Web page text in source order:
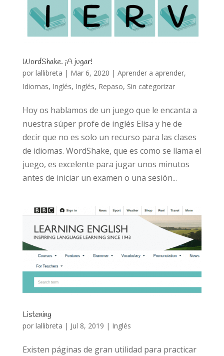
WordShake. ¡A jugar!
por lallibreta | Mar 6, 2020 | Aprender a aprender,
Idiomas, Inglés, Inglés, Repaso, Sin categorizar
Hoy os hablamos de un juego que le encanta a
nuestra súper profe de inglés Elisa y he de
decir que no es solo un recurso para las clases
de idiomas. WordShake, que es como se llama el
juego, es excelente para jugar unos minutos
antes de iniciar un examen o una sesión...
Listening
por lallibreta | Jul 8, 2019 | Inglés
Existen páginas de gran utilidad para practicar